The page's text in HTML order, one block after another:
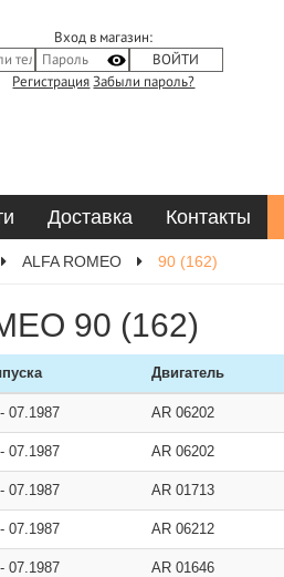
Вход в магазин:
Регистрация Забыли пароль?
Доставка Контакты
ALFA ROMEO 90 (162)
90 (162)
Двигатель
- 07.1987 AR 06202
- 07.1987 AR 06202
- 07.1987 AR 01713
- 07.1987 AR 06212
- 07.1987 AR 01646